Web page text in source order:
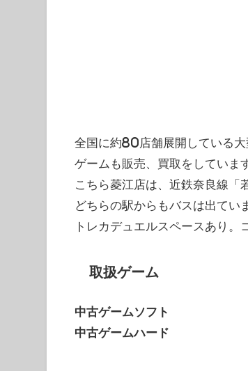
全国に約80店舗展開している大
ゲームも販売、買取をしていま
こちら菱江店は、近鉄奈良線「
どちらの駅からもバスは出てい
トレカデュエルスペースあり。
取扱ゲーム
中古ゲームソフト
中古ゲームハード